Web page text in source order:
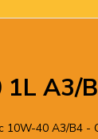
A3/
10W-40 A3/B4 -